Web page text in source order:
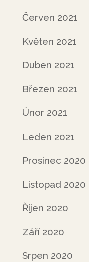
Červen 2021
Květen 2021
Duben 2021
Březen 2021
Únor 2021
Leden 2021
Prosinec 2020
Listopad 2020
Říjen 2020
Září 2020
Srpen 2020